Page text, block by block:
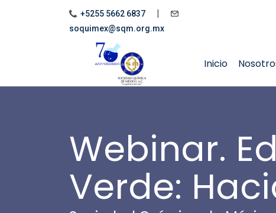
+5255 5662 6837 |
soquimex@sqm.org.mx
Inicio
Webinar.
Verde: